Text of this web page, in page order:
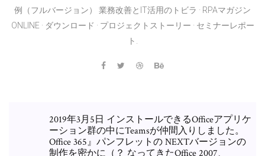
例（フルバージョン） 業務改善とIT活用のトビラ · RPAマガジン
ONLINE · ダウンロード · プロジェクトストーリー · セミナーレポー
ト.
2019年3月5日 インストールできるOfficeアプリケ
ーション群の中にTeamsが仲間入りしました。
Office 365』パンフレットの NEXTバージョンの
制作を密かに（？ なってきたOffice 2007、